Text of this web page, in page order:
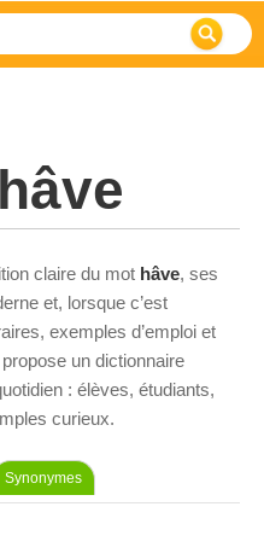
hâve
claire du mot hâve, ses
et, lorsque c’est
exemples d’emploi et
un dictionnaire
: élèves, étudiants,
curieux.
Synonymes